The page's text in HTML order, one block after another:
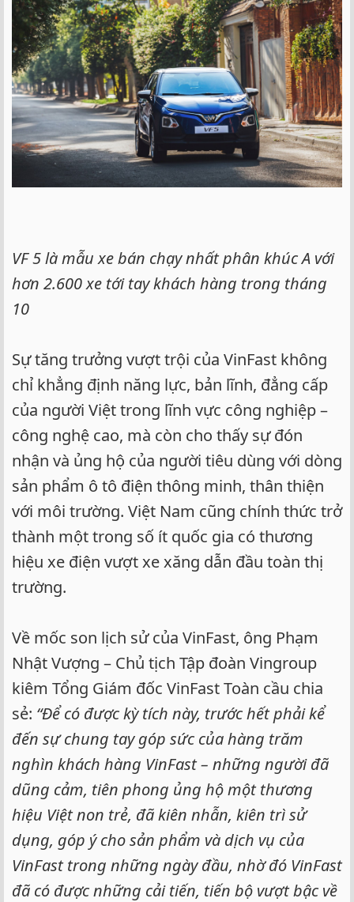
VF 5 là mẫu xe bán chạy nhất phân khúc A với
hơn 2.600 xe tới tay khách hàng trong tháng
10
Sự tăng trưởng vượt trội của VinFast không
chỉ khẳng định năng lực, bản lĩnh, đẳng cấp
của người Việt trong lĩnh vực công nghiệp –
công nghệ cao, mà còn cho thấy sự đón
nhận và ủng hộ của người tiêu dùng với dòng
sản phẩm ô tô điện thông minh, thân thiện
với môi trường. Việt Nam cũng chính thức trở
thành một trong số ít quốc gia có thương
hiệu xe điện vượt xe xăng dẫn đầu toàn thị
trường.
Về mốc son lịch sử của VinFast, ông Phạm
Nhật Vượng – Chủ tịch Tập đoàn Vingroup
kiêm Tổng Giám đốc VinFast Toàn cầu chia
sẻ: “Để có được kỳ tích này, trước hết phải kể
đến sự chung tay góp sức của hàng trăm
nghìn khách hàng VinFast – những người đã
dũng cảm, tiên phong ủng hộ một thương
hiệu Việt non trẻ, đã kiên nhẫn, kiên trì sử
dụng, góp ý cho sản phẩm và dịch vụ của
VinFast trong những ngày đầu, nhờ đó VinFast
đã có được những cải tiến, tiến bộ vượt bậc về